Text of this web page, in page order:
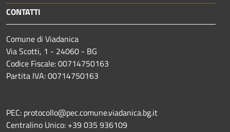
CONTATTI
Comune di Viadanica
Via Scotti, 1 - 24060 - BG
Codice Fiscale: 00714750163
Partita IVA: 00714750163
PEC: protocollo@pec.comune.viadanica.bg.it
Centralino Unico: +39 035 936109